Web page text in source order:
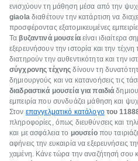
ενισχύουν τη μάθηση μέσα από την
giaolaδιαθέτουν την κατάρτιση να
προσφέροντας εξατομικευμένες
Ταβυζαντινά μουσείαείναι ιδιαίτερα
εξερευνήσουν την ιστορία και την
διατηρούν την αυθεντικότητα και την
σύγχρονης τέχνης δίνουν τη
δημιουργούς και να κατανοήσεις τις
διαδραστικά μουσεία για παιδιά
εμπειρία που συνδυάζει μάθηση και
Στον επαγγελματικό κατάλογοτου
πληροφορίες, όπως διευθύνσεις και
και με ασφάλεια το μουσείοπου
αφήνεις την ευκαιρία να εξερευνήσεις
χαμένη. Κάνε τώρα την αναζήτησή σου